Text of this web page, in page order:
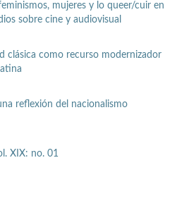
mujeres y lo queer/cuir en
sobre cine y audiovisual
clásica como recurso modernizador
reflexión del nacionalismo
XIX: no. 01